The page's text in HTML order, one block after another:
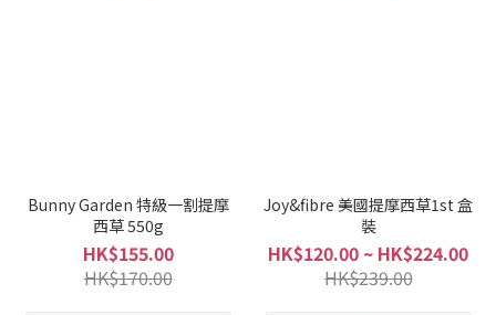
Bunny Garden 特級一割提摩
西草 550g
HK$155.00
HK$170.00
Joy&fibre 美國提摩西草1st 盒
裝
HK$120.00 ~ HK$224.00
HK$239.00